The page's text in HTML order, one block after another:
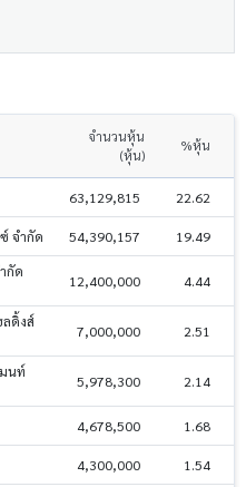
จำนวนหุ้น
(หุ้น)
%หุ้น
63,129,815 22.62
จำกัด 54,390,157 19.49
กัด
12,400,000 4.44
ลดิ้งส์
7,000,000 2.51
นท์
5,978,300 2.14
4,678,500 1.68
4,300,000 1.54